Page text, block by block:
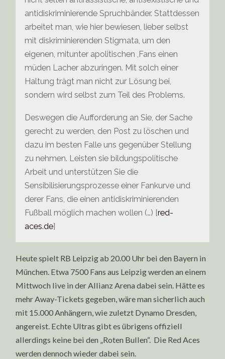
antidiskriminierende Spruchbänder. Stattdessen
arbeitet man, wie hier bewiesen, lieber selbst
mit diskriminierenden Stigmata, um den
eigenen, mitunter apolitischen ,Fans einen
müden Lacher abzuringen. Mit solch einer
Haltung trägt man nicht zur Lösung bei,
sondern wird selbst zum Teil des Problems.
Deswegen die Aufforderung an Sie, der Sache
gerecht zu werden, den Post zu löschen und
dazu im besten Falle uns gegenüber Stellung
zu nehmen. Leisten sie bildungspolitische
Arbeit und unterstützen Sie die
Sensibilisierungsprozesse einer Fankurve und
derer Fans, die einen antidiskriminierenden
Fußball möglich machen wollen (…) [red-
aces.de]
Heute spielt RB Leipzig ab 20.00 Uhr bei den Bayern in
München. Etwa 7500 Fans aus Leipzig werden an einem
Mittwoch live in der Allianz Arena dabei sein. Hätte es
mehr Away-Tickets gegeben, wäre man sicherlich auch
mit 15.000 Anhängern, wie zuletzt Dynamo Dresden,
angereist. Echte Ultras gibt es übrigens offiziell
allerdings keine bei den „Roten Bullen“. Die Red Aces
werden dennoch wieder dabei sein.